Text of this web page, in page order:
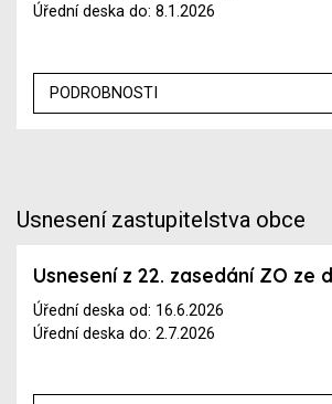
Úřední deska do: 8.1.2026
PODROBNOSTI
Usnesení zastupitelstva obce
Usnesení z 22. zasedání ZO ze
Úřední deska od: 16.6.2026
Úřední deska do: 2.7.2026